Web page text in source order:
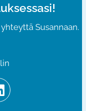
Susannaan.